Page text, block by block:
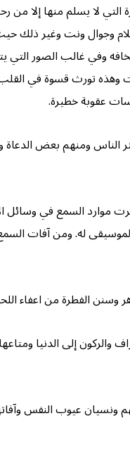
التي لا يسلم منها إلا
وجوال ونت وغير ذلك
وفي غالب الصور
تورث قسوة في القلب
عقوبة خطيرة.
الناس ومنهم بعض
موارد السمع في
له. ومن آفات
وسنن الفطرة من اعفاء
والركون إلى الدنيا
ونسيان عيوب النفس